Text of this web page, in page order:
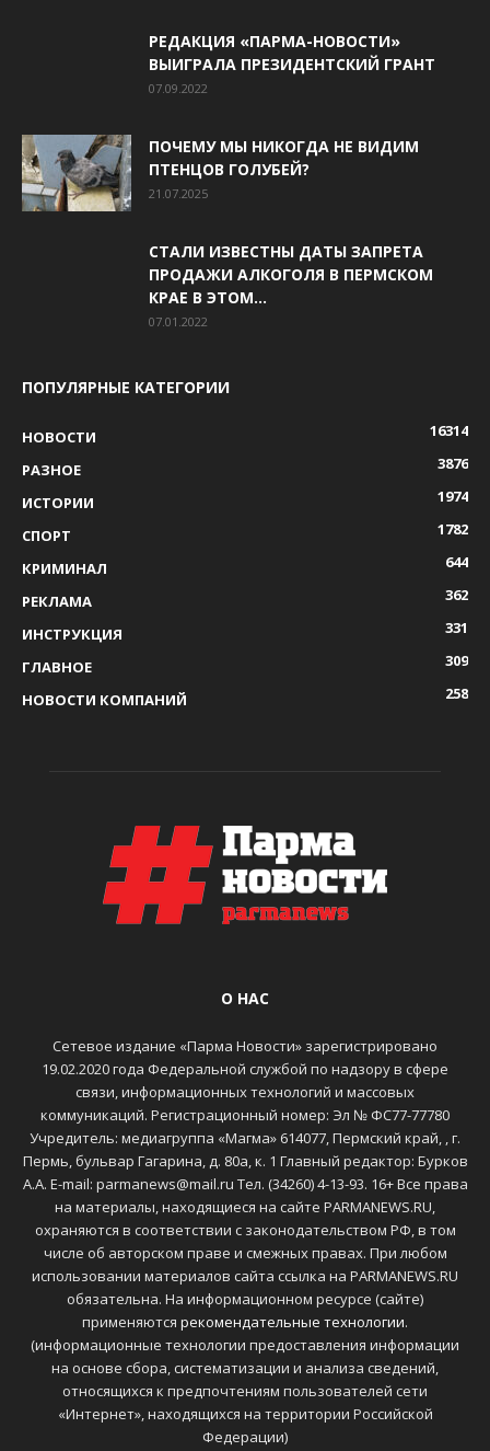
РЕДАКЦИЯ «ПАРМА-НОВОСТИ»
ВЫИГРАЛА ПРЕЗИДЕНТСКИЙ ГРАНТ
07.09.2022
ПОЧЕМУ МЫ НИКОГДА НЕ ВИДИМ
ПТЕНЦОВ ГОЛУБЕЙ?
21.07.2025
СТАЛИ ИЗВЕСТНЫ ДАТЫ ЗАПРЕТА
ПРОДАЖИ АЛКОГОЛЯ В ПЕРМСКОМ
КРАЕ В ЭТОМ...
07.01.2022
ПОПУЛЯРНЫЕ КАТЕГОРИИ
НОВОСТИ
16314
РАЗНОЕ
3876
ИСТОРИИ
1974
СПОРТ
1782
КРИМИНАЛ
644
РЕКЛАМА
362
ИНСТРУКЦИЯ
331
ГЛАВНОЕ
309
НОВОСТИ КОМПАНИЙ
258
О НАС
Сетевое издание «Парма Новости» зарегистрировано
19.02.2020 года Федеральной службой по надзору в сфере
связи, информационных технологий и массовых
коммуникаций. Регистрационный номер: Эл № ФС77-77780
Учредитель: медиагруппа «Магма» 614077, Пермский край, , г.
Пермь, бульвар Гагарина, д. 80а, к. 1 Главный редактор: Бурков
А.А. E-mail: parmanews@mail.ru Тел. (34260) 4-13-93. 16+ Все права
на материалы, находящиеся на сайте PARMANEWS.RU,
охраняются в соответствии с законодательством РФ, в том
числе об авторском праве и смежных правах. При любом
использовании материалов сайта ссылка на PARMANEWS.RU
обязательна. На информационном ресурсе (сайте)
применяются рекомендательные технологии.
(информационные технологии предоставления информации
на основе сбора, систематизации и анализа сведений,
относящихся к предпочтениям пользователей сети
«Интернет», находящихся на территории Российской
Федерации)